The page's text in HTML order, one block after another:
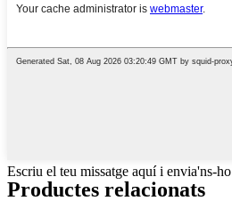
Escriu el teu missatge aquí i envia'ns-ho
Productes relacionats